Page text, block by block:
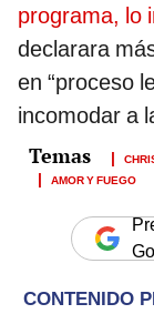
programa, lo
declarara
en “proceso
incomodar a
AMOR Y FUEGO